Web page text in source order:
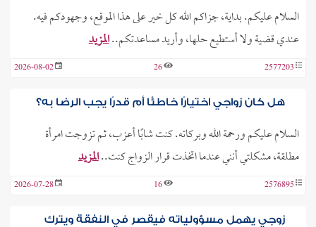
السلام عليكم. بداية، جزاكم الله كل خير على هذا الموقع، وجهودكم فيه.
عندي قضية ولا أستطيع حلها، وأريد مساعدتكم..المزيد
2577203
26
2026-08-02
هل كان زواجي اختيارًا خاطئًا أم قدرًا يجب الرضا به؟
السلام عليكم ورحمة الله وبركاته. كنت شابًا أعزب، ثم تزوجت امرأة
مطلقة، مشكلتي أنني عندما اتخذت قرار الزواج كنت..المزيد
2576895
16
2026-07-28
زوجي يهمل مسؤولياته فيقصر في النفقة ويترك